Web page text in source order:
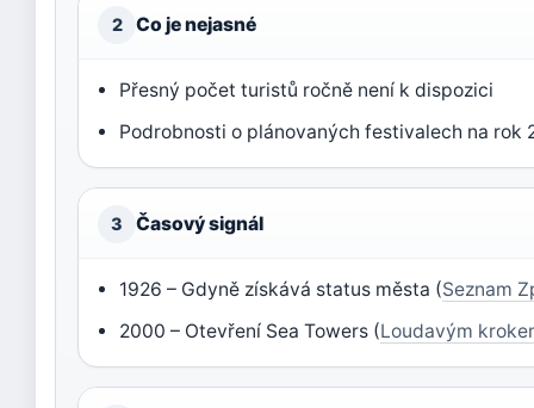
2 Co je nejasné
Přesný počet turistů ročně není k dispozici
Podrobnosti o plánovaných festivalech na rok
3 Časový signál
1926 – Gdyně získává status města (Seznam
2000 – Otevření Sea Towers (Loudavým